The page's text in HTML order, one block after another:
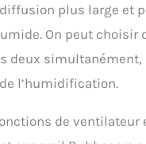
plus large et
On peut choisir
deux
l’humidification.
de ventilateur